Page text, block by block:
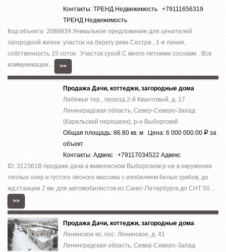
Контакты: ТРЕНД Недвижимость +79111656319
ТРЕНД Недвижимость
Код объекта: 2089939.Уникальное предложение для ценителей
загородной жизни: участок на берегу реки Сестра , 1-я линия,
собственность 15 соток . Участок сухой С много летними соснами . Все
коммуникации...
>>
Продажа Дачи, коттеджи, загородные дома
Лебяжье тер., проезд 2-й Квантовый, д. 17
Ленинградская область, Север-Северо-Запад
(Карельский перешеек), р-н Выборгский
Общая площадь: 86.80 кв. м Цена: 6 000 000.00 Р за
объект
Контакты: Адвекс +79117034522 Адвекс
ID: 312361В продаже дача в живописном Выборгском р-не в окружении
теплых озер и густого лесного массива с изобилием белых грибов, до
жд.станции 2 км, для автомобилистов из Санкт-Петербурга до СНТ 50 ...
>>
Продажа Дачи, коттеджи, загородные дома
Ленинское кп, пос. Ленинское, д. 41
Ленинградская область, Север-Северо-Запад